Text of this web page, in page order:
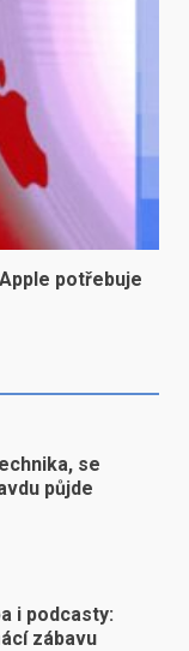
potřebuje
se
půjde
i podcasty:
zábavu